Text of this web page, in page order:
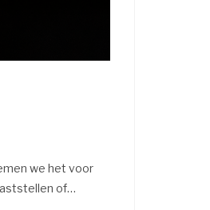
we het voor
of…